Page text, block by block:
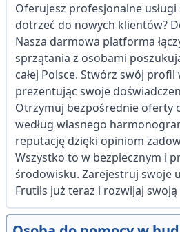
Oferujesz profesjonalne
dotrzeć do nowych klientów?
Nasza darmowa platforma
sprzątania z osobami
całej Polsce. Stwórz swój
prezentując swoje
Otrzymuj bezpośrednie oferty
według własnego
reputację dzięki opiniom
Wszystko to w bezpiecznym i
środowisku. Zarejestruj swoje
Frutils już teraz i rozwijaj swoją